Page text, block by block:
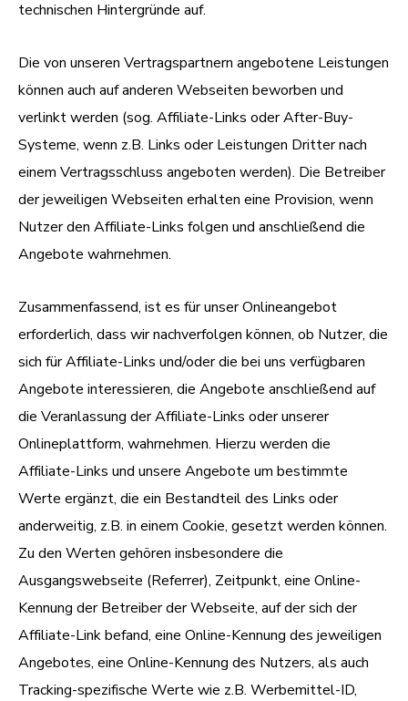
technischen Hintergründe auf.
Die von unseren Vertragspartnern angebotene Leistungen
können auch auf anderen Webseiten beworben und
verlinkt werden (sog. Affiliate-Links oder After-Buy-
Systeme, wenn z.B. Links oder Leistungen Dritter nach
einem Vertragsschluss angeboten werden). Die Betreiber
der jeweiligen Webseiten erhalten eine Provision, wenn
Nutzer den Affiliate-Links folgen und anschließend die
Angebote wahrnehmen.
Zusammenfassend, ist es für unser Onlineangebot
erforderlich, dass wir nachverfolgen können, ob Nutzer, die
sich für Affiliate-Links und/oder die bei uns verfügbaren
Angebote interessieren, die Angebote anschließend auf
die Veranlassung der Affiliate-Links oder unserer
Onlineplattform, wahrnehmen. Hierzu werden die
Affiliate-Links und unsere Angebote um bestimmte
Werte ergänzt, die ein Bestandteil des Links oder
anderweitig, z.B. in einem Cookie, gesetzt werden können.
Zu den Werten gehören insbesondere die
Ausgangswebseite (Referrer), Zeitpunkt, eine Online-
Kennung der Betreiber der Webseite, auf der sich der
Affiliate-Link befand, eine Online-Kennung des jeweiligen
Angebotes, eine Online-Kennung des Nutzers, als auch
Tracking-spezifische Werte wie z.B. Werbemittel-ID,